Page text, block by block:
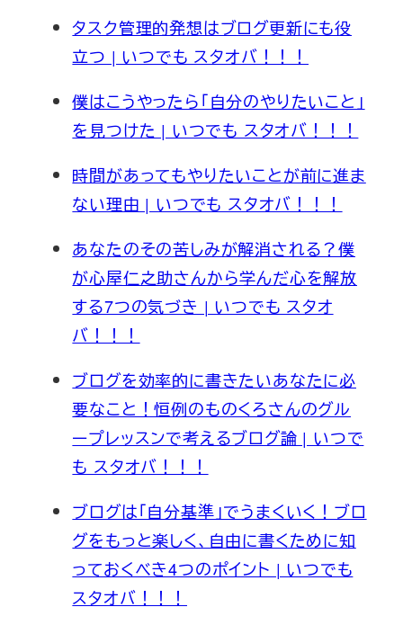
タスク管理的発想はブログ更新にも役
立つ | いつでも スタオバ！！！
僕はこうやったら「自分のやりたいこと」
を見つけた | いつでも スタオバ！！！
時間があってもやりたいことが前に進ま
ない理由 | いつでも スタオバ！！！
あなたのその苦しみが解消される？僕
が心屋仁之助さんから学んだ心を解放
する7つの気づき | いつでも スタオ
バ！！！
ブログを効率的に書きたいあなたに必
要なこと！恒例のものくろさんのグル
ープレッスンで考えるブログ論 | いつで
も スタオバ！！！
ブログは「自分基準」でうまくいく！ブロ
グをもっと楽しく、自由に書くために知
っておくべき4つのポイント | いつでも
スタオバ！！！